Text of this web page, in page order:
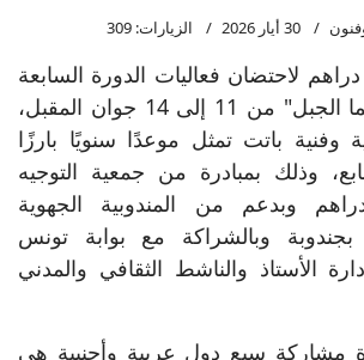
30 أيار 2026 الزيارات: 309
لاحتضان فعاليات الدورة السابعة
من مهرجان "سينما الجبل" من 11 إلى 14 جوان المقبل،
وفنية باتت تمثل موعدًا سنويًا بارزًا
وذلك بمبادرة من جمعية التوجيه
وبدعم من المندوبية الجهوية
بجندوبة وبالشراكة مع بوابة تونس
الأستاذ والناشط الثقافي والمدني
مشاركة سبع دول عربية وأجنبية هي